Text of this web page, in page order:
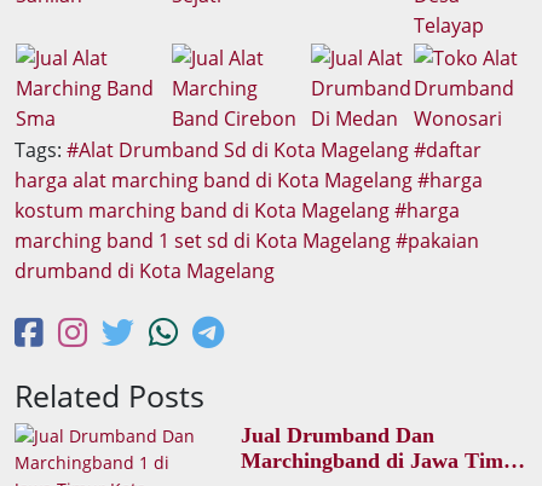
Tags: Alat Drumband Sd di Kota Magelang
daftar
harga alat marching band di Kota Magelang
harga
kostum marching band di Kota Magelang
harga
marching band 1 set sd di Kota Magelang
pakaian
drumband di Kota Magelang
Related Posts
Jual Drumband Dan
Marchingband di Jawa Timur